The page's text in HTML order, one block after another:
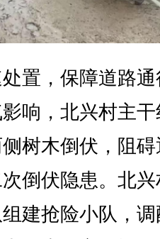
，保障道路通
响，北兴村主
树木倒伏，阻
倒伏隐患。北
建抢险小队，